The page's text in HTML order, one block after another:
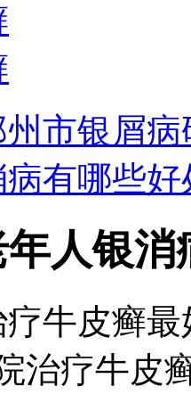
州市银屑病
有哪些好
人银消
牛皮癣
治疗牛皮